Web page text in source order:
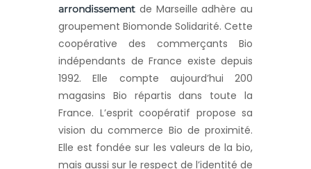
arrondissement de Marseille adhère au
groupement Biomonde Solidarité. Cette
coopérative des commerçants Bio
indépendants de France existe depuis
1992. Elle compte aujourd’hui 200
magasins Bio répartis dans toute la
France. L’esprit coopératif propose sa
vision du commerce Bio de proximité.
Elle est fondée sur les valeurs de la bio,
mais aussi sur le respect de l’identité de